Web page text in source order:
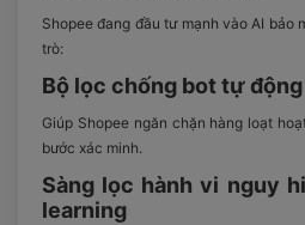
Shopee đang đầu tư mạnh vào AI bảo
trò:
Bộ lọc chống bot tự
Giúp Shopee ngăn chặn hàng loạt
bước xác minh.
Sàng lọc hành vi nguy
learning